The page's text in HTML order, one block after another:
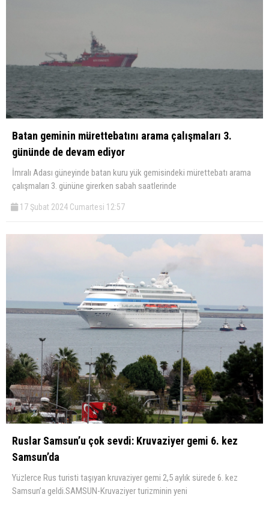
Batan geminin mürettebatını arama çalışmaları 3.
gününde de devam ediyor
İmralı Adası güneyinde batan kuru yük gemisindeki mürettebatı arama
çalışmaları 3. gününe girerken sabah saatlerinde
17 Şubat 2024 Cumartesi 12:57
Ruslar Samsun’u çok sevdi: Kruvaziyer gemi 6. kez
Samsun’da
Yüzlerce Rus turisti taşıyan kruvaziyer gemi 2,5 aylık sürede 6. kez
Samsun’a geldi.SAMSUN-Kruvaziyer turizminin yeni